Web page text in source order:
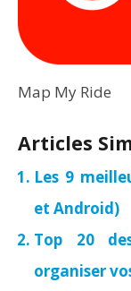
Map My Ride
Articles
Les 9
et Android)
Top 20
organiser